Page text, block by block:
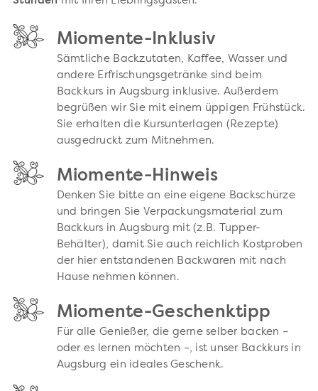
Miomente-Inklusiv
Sämtliche Backzutaten, Kaffee, Wasser und
andere Erfrischungsgetränke sind beim
Backkurs in Augsburg inklusive. Außerdem
begrüßen wir Sie mit einem üppigen Frühstück.
Sie erhalten die Kursunterlagen (Rezepte)
ausgedruckt zum Mitnehmen.
Miomente-Hinweis
Denken Sie bitte an eine eigene Backschürze
und bringen Sie Verpackungsmaterial zum
Backkurs in Augsburg mit (z.B. Tupper-
Behälter), damit Sie auch reichlich Kostproben
der hier entstandenen Backwaren mit nach
Hause nehmen können.
Miomente-Geschenktipp
Für alle Genießer, die gerne selber backen –
oder es lernen möchten –, ist unser Backkurs in
Augsburg ein ideales Geschenk.